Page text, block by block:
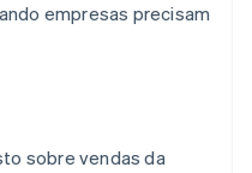
empresas precisam
sobre vendas da